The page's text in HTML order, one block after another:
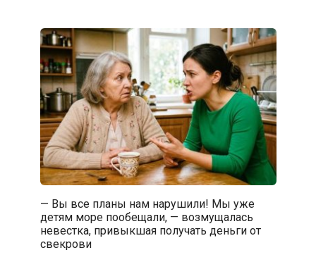
— Вы все планы нам нарушили! Мы уже
детям море пообещали, — возмущалась
невестка, привыкшая получать деньги от
свекрови